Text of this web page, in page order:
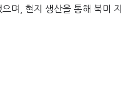
며, 현지 생산을 통해 북미